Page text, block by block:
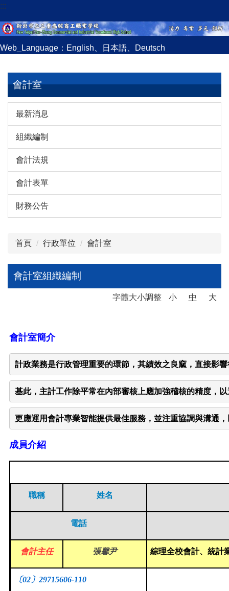
跳
到
主
要
內
:::
Web_Language： English 日本語 Deutsch
會計室
最新消息
組織編制
會計法規
會計表單
財務公告
首頁 行政單位 會計室
會計室組織編制
字體大小調整 小 中 大
會計室簡介
計政業務是行政管理重要的環節，其績效之良窳，直接影
基此，主計工作除平常在內部審核上應加強稽核的精度，
更應運用會計專業智能提供最佳服務，並注重協調與溝通
成員介紹
職稱 姓名
電話
會計主任 張馨尹 綜理全校會計、統計
〔02〕 29715606-110